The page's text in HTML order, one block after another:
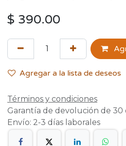
$ 390.00
Agregar a la lista de deseos
Términos y condiciones
Garantía de devolución de 30
Envío: 2-3 días laborales